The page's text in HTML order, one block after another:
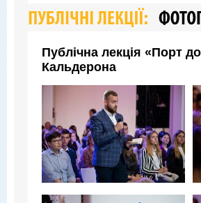
Публічна лекція «Порт
Кальдерона